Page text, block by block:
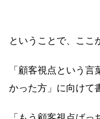
ということで、ここ
「顧客視点という
かった方」に向けて